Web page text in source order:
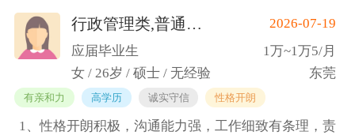
行政管理类,普通教师类 (蓝小艳)2026-07-19
应届毕业生
1万~1万5/月
女 / 26岁 / 硕士 / 无经验
东莞
有亲和力 高学历 诚实守信 性格开朗
1、性格开朗积极，沟通能力强，工作细致有条理，责